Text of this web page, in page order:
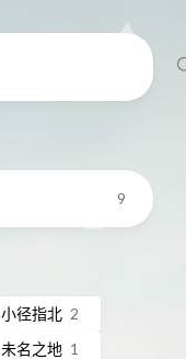
9
小径指北 2
未名之地 1